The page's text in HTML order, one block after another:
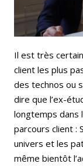
Il est très
client les plus
des technos ou
dire que l’ex-
longtemps dans
parcours client :
univers et les
même bientôt